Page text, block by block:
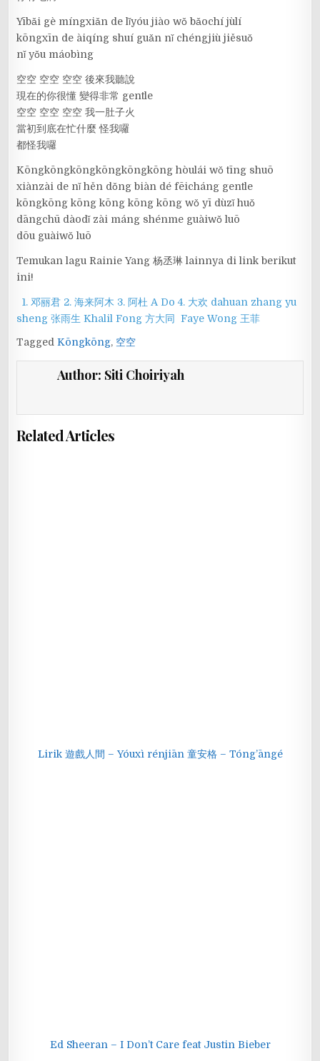
Yībǎi gè míngxiǎn de lǐyóu jiào wǒ bǎochí jùlí
kōngxīn de àiqíng shuí guǎn nǐ chéngjiù jiěsuǒ
nǐ yǒu máobìng
空空 空空 空空 後來我聽說
現在的你很懂 變得非常 gentle
空空 空空 空空 我一肚子火
當初到底在忙什麼 怪我囉
都怪我囉
Kōngkōngkōngkōngkōngkōng hòulái wǒ tīng shuō
xiànzài de nǐ hěn dǒng biàn dé fēicháng gentle
kōngkōng kōng kōng kōng kōng wǒ yī dùzǐ huǒ
dāngchū dàodǐ zài máng shénme guàiwǒ luō
dōu guàiwǒ luō
Temukan lagu Rainie Yang 杨丞琳 lainnya di link berikut
ini!
1. 邓丽君 2. 海来阿木 3. 阿杜 A Do 4. 大欢 dahuan zhang yu
sheng 张雨生 Khalil Fong 方大同 Faye Wong 王菲
TaggedKōngkōng, 空空
Author: Siti Choiriyah
Related Articles
Lirik 遊戲人間 – Yóuxì rénjiān 童安格 – Tóng’āngé
Ed Sheeran – I Don’t Care feat Justin Bieber